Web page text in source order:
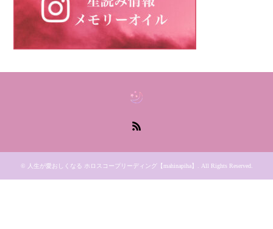
© 人生が愛おしくなる ホロスコープリーディング【mahinapiha】 . All Rights Reserved.